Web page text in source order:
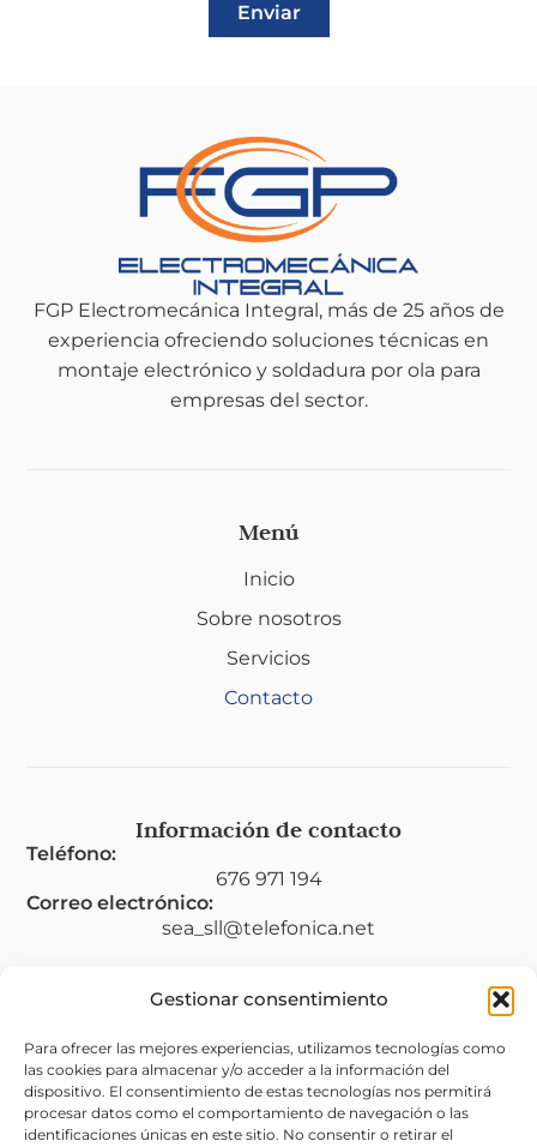
Gestionar consentimiento
Para ofrecer las mejores experiencias, utilizamos tecnologías como
las cookies para almacenar y/o acceder a la información del
dispositivo. El consentimiento de estas tecnologías nos permitirá
procesar datos como el comportamiento de navegación o las
identificaciones únicas en este sitio. No consentir o retirar el
Enviar
FGP Electromecánica Integral, más de 25 años de
experiencia ofreciendo soluciones técnicas en
montaje electrónico y soldadura por ola para
empresas del sector.
Menú
Inicio
Sobre nosotros
Servicios
Contacto
Información de contacto
Teléfono:
676 971 194
Correo electrónico:
sea_sll@telefonica.net
Legal
Aviso legal
Política de privacidad